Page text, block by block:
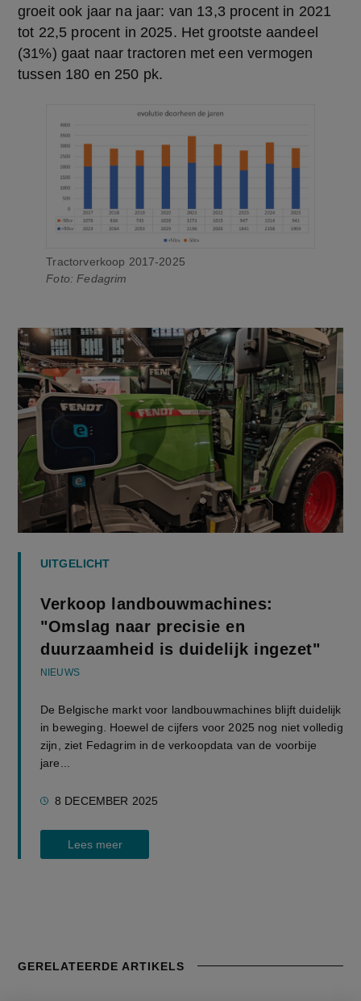
groeit ook jaar na jaar: van 13,3 procent in 2021
tot 22,5 procent in 2025. Het grootste aandeel
(31%) gaat naar tractoren met een vermogen
tussen 180 en 250 pk.
Tractorverkoop 2017-2025
Foto: Fedagrim
UITGELICHT
Verkoop landbouwmachines:
"Omslag naar precisie en
duurzaamheid is duidelijk ingezet"
NIEUWS
De Belgische markt voor landbouwmachines blijft duidelijk
in beweging. Hoewel de cijfers voor 2025 nog niet volledig
zijn, ziet Fedagrim in de verkoopdata van de voorbije
jare...
8 DECEMBER 2025
Lees meer
GERELATEERDE ARTIKELS